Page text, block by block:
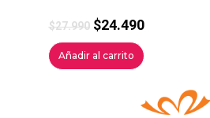
$27.990 $24.490
Añadir al carrito